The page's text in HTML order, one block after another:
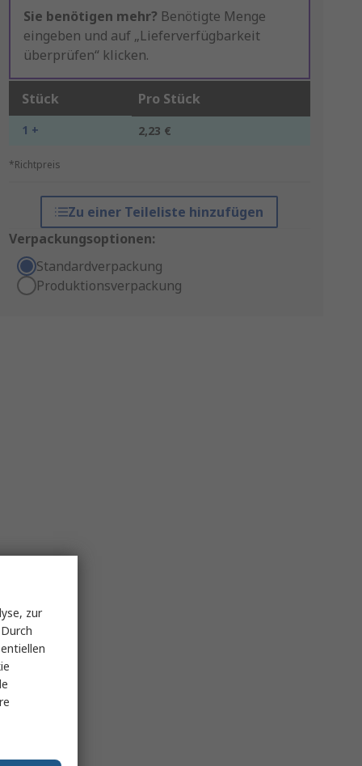
Sie benötigen mehr? Benötigte Menge
eingeben und auf „Lieferverfügbarkeit
überprüfen“ klicken.
Stück Pro Stück
1 + 2,23 €
*Richtpreis
Zu einer Teileliste hinzufügen
Verpackungsoptionen:
Standardverpackung
Produktionsverpackung
zur